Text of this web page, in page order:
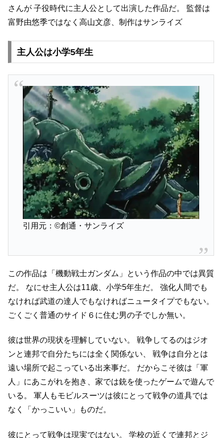
さんが 子役時代に主人公として出演した作品だ。
監督は
富野由悠季ではなく高山文彦、制作はサンライズ
主人公は小学5年生
引用元：©創通・サンライズ
この作品は「機動戦士ガンダム」という作品の中では異質
だ。
なにせ主人公は11歳、小学5年生だ。
強化人間でも
なければ武道の達人でもなければニュータイプでもない。
ごくごく普通のサイド６に住む男の子でしか無い。
彼は世界の現状を理解していない。
戦争してるのはジオ
ンと連邦で自分たちには全く関係ない、
戦争は自分とは
遠い場所で起こっている出来事だ。
だからこそ彼は「軍
人」にあこがれを抱き、家では銃を使ったゲームで遊んで
いる。
軍人もモビルスーツは彼にとって戦争の道具では
なく「かっこいい」ものだ。
彼にとって戦争は現実ではない。 学校の近くで連邦とジ